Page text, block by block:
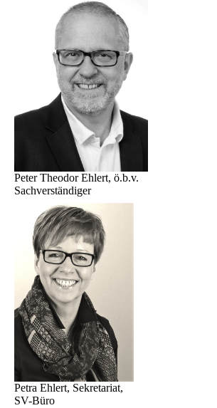
Peter Theodor Ehlert, ö.b.v.
Sachverständiger
Petra Ehlert, Sekretariat,
SV-Büro